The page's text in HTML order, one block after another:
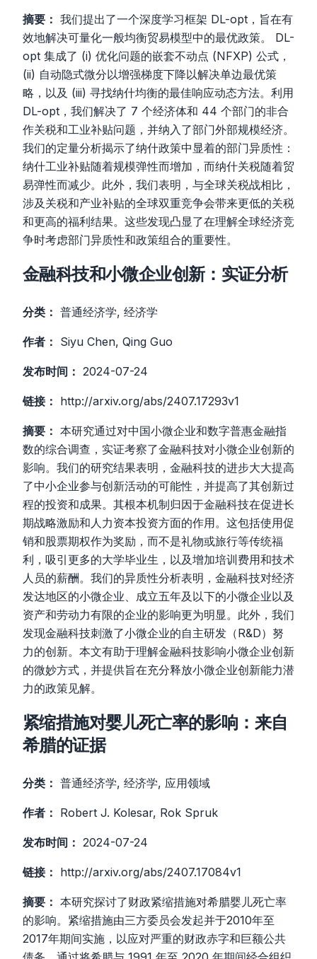
摘要： 我们提出了一个深度学习框架 DL-opt，旨在有
效地解决可量化一般均衡贸易模型中的最优政策。 DL-
opt 集成了 (i) 优化问题的嵌套不动点 (NFXP) 公式，
(ii) 自动隐式微分以增强梯度下降以解决单边最优策
略，以及 (iii) 寻找纳什均衡的最佳响应动态方法。利用
DL-opt，我们解决了 7 个经济体和 44 个部门的非合
作关税和工业补贴问题，并纳入了部门外部规模经济。
我们的定量分析揭示了纳什政策中显着的部门异质性：
纳什工业补贴随着规模弹性而增加，而纳什关税随着贸
易弹性而减少。此外，我们表明，与全球关税战相比，
涉及关税和产业补贴的全球双重竞争会带来更低的关税
和更高的福利结果。这些发现凸显了在理解全球经济竞
争时考虑部门异质性和政策组合的重要性。
金融科技和小微企业创新：实证分析
分类： 普通经济学, 经济学
作者： Siyu Chen, Qing Guo
发布时间： 2024-07-24
链接： http://arxiv.org/abs/2407.17293v1
摘要： 本研究通过对中国小微企业和数字普惠金融指
数的综合调查，实证考察了金融科技对小微企业创新的
影响。我们的研究结果表明，金融科技的进步大大提高
了中小企业参与创新活动的可能性，并提高了其创新过
程的投资和成果。其根本机制归因于金融科技在促进长
期战略激励和人力资本投资方面的作用。这包括使用促
销和股票期权作为奖励，而不是礼物或旅行等传统福
利，吸引更多的大学毕业生，以及增加培训费用和技术
人员的薪酬。我们的异质性分析表明，金融科技对经济
发达地区的小微企业、成立五年及以下的小微企业以及
资产和劳动力有限的企业的影响更为明显。此外，我们
发现金融科技刺激了小微企业的自主研发（R&D）努
力的创新。本文有助于理解金融科技影响小微企业创新
的微妙方式，并提供旨在充分释放小微企业创新能力潜
力的政策见解。
紧缩措施对婴儿死亡率的影响：来自
希腊的证据
分类： 普通经济学, 经济学, 应用领域
作者： Robert J. Kolesar, Rok Spruk
发布时间： 2024-07-24
链接： http://arxiv.org/abs/2407.17084v1
摘要： 本研究探讨了财政紧缩措施对希腊婴儿死亡率
的影响。紧缩措施由三方委员会发起并于2010年至
2017年期间实施，以应对严重的财政赤字和巨额公共